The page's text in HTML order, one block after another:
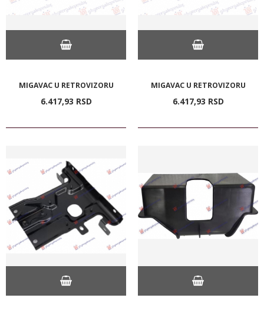
MIGAVAC U RETROVIZORU
6.417,93 RSD
MIGAVAC U RETROVIZORU
6.417,93 RSD